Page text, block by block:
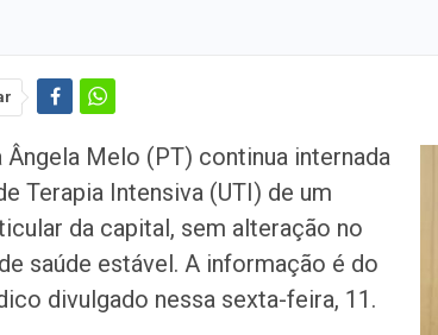
Ângela Melo (PT) continua internada
Terapia Intensiva (UTI) de um
da capital, sem alteração no
saúde estável. A informação é do
divulgado nessa sexta-feira, 11.